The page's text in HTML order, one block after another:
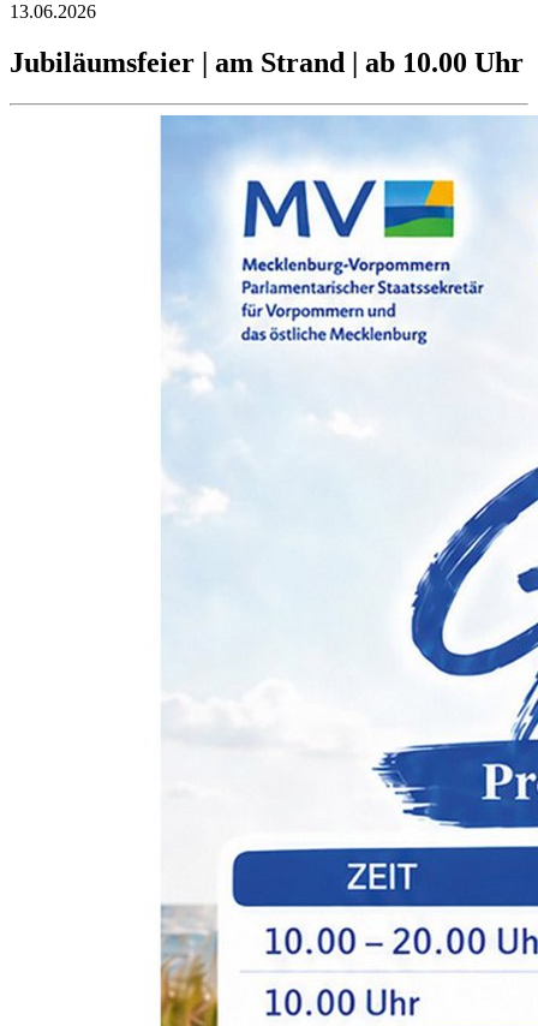
13.06.2026
Jubiläumsfeier | am Strand | ab 10.00 Uhr